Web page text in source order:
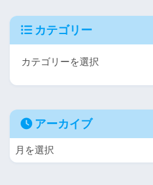
カテゴリー
アーカイブ